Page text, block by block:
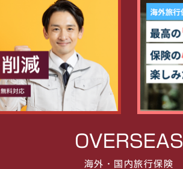
OVERSEAS
海外・国内旅行保険